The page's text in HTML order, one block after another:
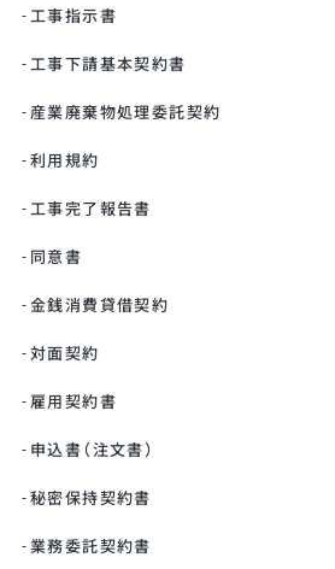
工事指示書
工事下請基本契約書
産業廃棄物処理委託契約
利用規約
工事完了報告書
同意書
金銭消費貸借契約
対面契約
雇用契約書
申込書（注文書）
秘密保持契約書
業務委託契約書